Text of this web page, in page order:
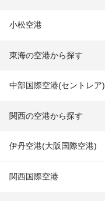
小松空港
東海の空港から探す
中部国際空港(セントレア)
関西の空港から探す
伊丹空港(大阪国際空港)
関西国際空港